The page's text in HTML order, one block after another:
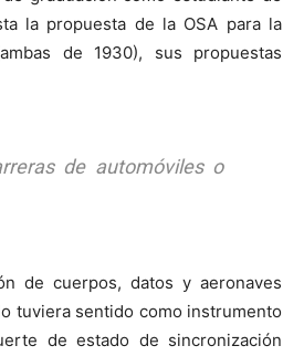
la propuesta de la OSA para la
de 1930), sus propuestas
de automóviles o
de cuerpos, datos y aeronaves
tuviera sentido como instrumento
de estado de sincronización